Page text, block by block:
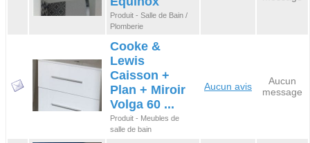
Produit - Salle de Bain /
Plomberie
Cooke &
Lewis
Caisson +
Plan + Miroir
Volga 60 ...
Produit - Meubles de
salle de bain
Aucun avis
Aucun
message